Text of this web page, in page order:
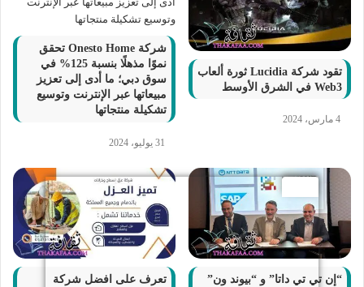
تقود شركة Lucidia ثورة ألعاب
Web3 في الشرق الأوسط
4 مارس، 2024
شركة Onesto Home تحقق
نموًا مذهلًا بنسبة 125% في
سوق دبي؛ ما أدى إلى تعزيز
مبيعاتها عبر الإنترنت وتوسيع
تشكيلة منتجاتها
31 يوليو، 2024
“إن تي تي داتا” و “بيوند ون”
تعرف على افضل شركة